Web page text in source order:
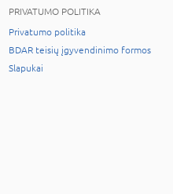
PRIVATUMO POLITIKA
Privatumo politika
BDAR teisių įgyvendinimo formos
Slapukai